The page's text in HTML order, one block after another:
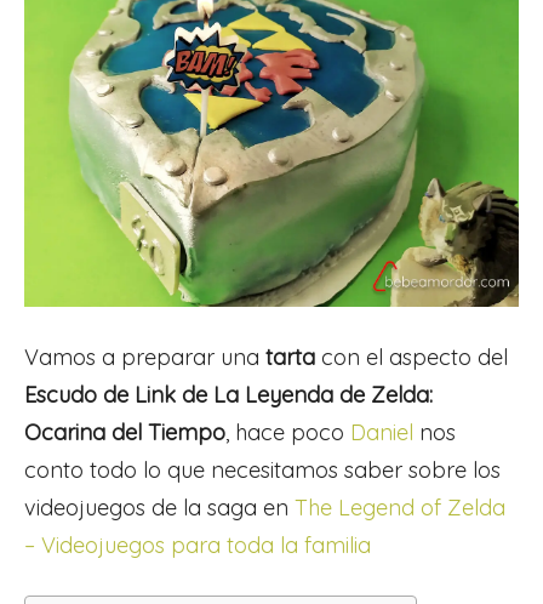
Vamos a preparar una tarta con el aspecto del
Escudo de Link de La Leyenda de Zelda:
Ocarina del Tiempo, hace poco Daniel nos
conto todo lo que necesitamos saber sobre los
videojuegos de la saga en The Legend of Zelda
– Videojuegos para toda la familia